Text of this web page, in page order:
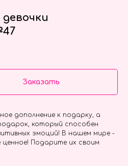
Заказать
дополнение к подарку, а
который способен
эмоций! В нашем мире -
Подарите их своим